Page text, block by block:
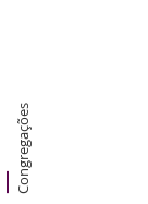
Congregações